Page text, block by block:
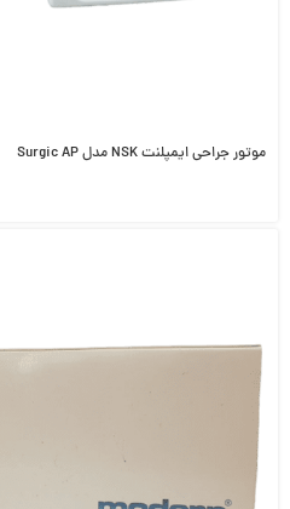
موتور جراحی ایمپلنت NSK مدل Surgic AP